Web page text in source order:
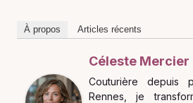
À propos Articles récents
Céleste Mercier
Couturière
Rennes, je